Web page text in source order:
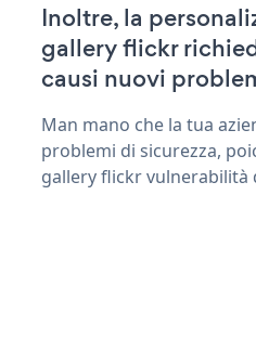
Inoltre, la
gallery flickr
causi nuovi
Man mano che la tua
problemi di sicurezza,
gallery flickr vulnerabilità